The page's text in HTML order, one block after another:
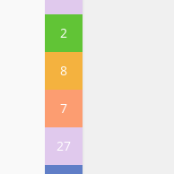
2
8
7
27